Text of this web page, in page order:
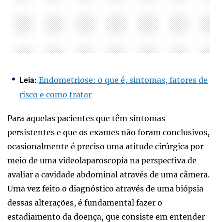
Leia: Endometriose: o que é, sintomas, fatores de
risco e como tratar
Para aquelas pacientes que têm sintomas
persistentes e que os exames não foram conclusivos,
ocasionalmente é preciso uma atitude cirúrgica por
meio de uma videolaparoscopia na perspectiva de
avaliar a cavidade abdominal através de uma câmera.
Uma vez feito o diagnóstico através de uma biópsia
dessas alterações, é fundamental fazer o
estadiamento da doença, que consiste em entender